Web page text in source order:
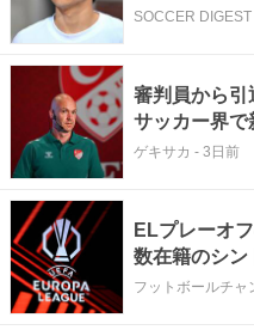
面を見せた
SOCCER DIGEST
審判員から引
サッカー界で
ゲキサカ - 3日前
ELプレーオ
数在籍のシン
太ら所属のザ
フットボールチャ